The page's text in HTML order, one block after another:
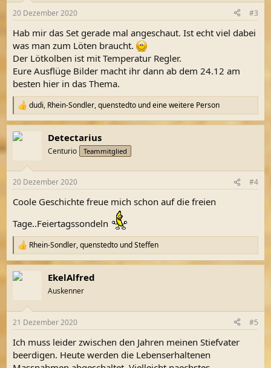
e
:
20 Dezember 2020 #3
Hab mir das Set gerade mal angeschaut. Ist echt viel dabei
was man zum Löten braucht.
Der Lötkolben ist mit Temperatur Regler.
Eure Ausflüge Bilder macht ihr dann ab dem 24.12 am
besten hier in das Thema.
R
e
a
k
e
:
dudi, Rhein-Sondler,quenstedto und eine weitere Person
Detectarius
Centurio Teammitglied
20 Dezember 2020 #4
Coole Geschichte freue mich schon auf die freien
Tage..Feiertagssondeln
R
e
a
k
e
:
Rhein-Sondler,quenstedto undSteffen
EkelAlfred
Auskenner
21 Dezember 2020 #5
Ich muss leider zwischen den Jahren meinen Stiefvater
beerdigen. Heute werden die Lebenserhaltenen